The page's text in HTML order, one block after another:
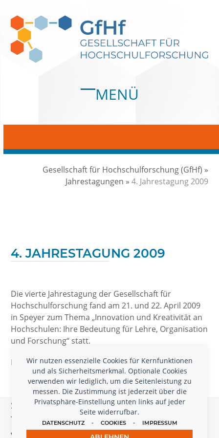
content
Wir nutzen essenzielle Cookies für Kernfunktionen
und als Sicherheitsmerkmal. Optionale Cookies
verwenden wir lediglich, um die Seitenleistung zu
messen. Die Zustimmung ist jederzeit über die
Privatsphäre-Einstellung unten links auf jeder
Seite widerrufbar.
DATENSCHUTZ - COOKIES - IMPRESSUM
MENÜ
Open
Close
Gesellschaft für Hochschulforschung (GfHf) »
Jahrestagungen » 4. Jahrestagung 2009
4. JAHRESTAGUNG 2009
Die vierte Jahrestagung der Gesellschaft für
Hochschulforschung fand am 21. und 22. April 2009
in Speyer zum Thema „Innovation und Kreativität an
Hochschulen: Ihre Bedeutung für Lehre, Organisation
und Forschung“ statt.
PräsentationenProgramm
Schreiben Sie uns, wenn Sie Nachrichten,
Tagungen, Jobs oder CfPs hier
veröffentlichen wollen